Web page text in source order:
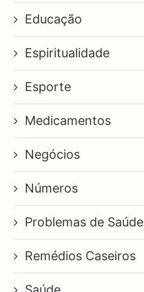
Educação
Espiritualidade
Esporte
Medicamentos
Negócios
Números
Problemas de Saúde
Remédios Caseiros